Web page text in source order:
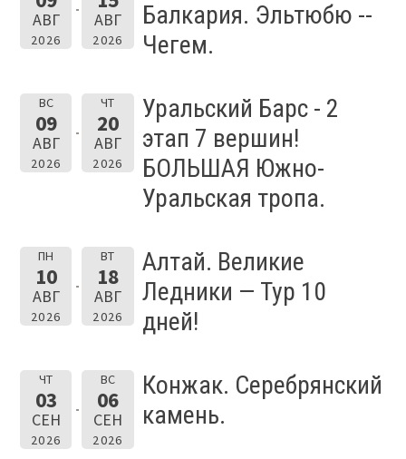
АВГ
2026
АВГ
2026
Балкария. Эльтюбю --
Чегем.
ВС
09
АВГ
2026
ЧТ
20
АВГ
2026
Уральский Барс - 2
этап 7 вершин!
БОЛЬШАЯ Южно-
Уральская тропа.
ПН
10
АВГ
2026
ВТ
18
АВГ
2026
Алтай. Великие
Ледники — Тур 10
дней!
ЧТ
03
СЕН
2026
ВС
06
СЕН
2026
Конжак. Серебрянский
камень.